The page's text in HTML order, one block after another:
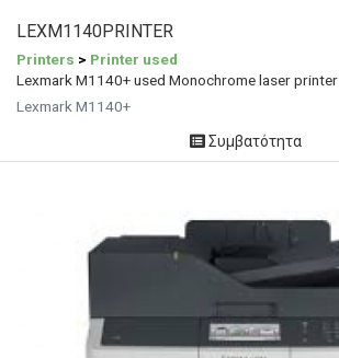
LEXM1140PRINTER
Printers > Printer used
Lexmark M1140+ used Monochrome laser printer
Lexmark M1140+
Συμβατότητα